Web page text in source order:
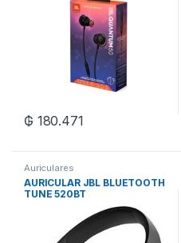
₲ 180.471
Auriculares
AURICULAR JBL BLUETOOTH
TUNE 520BT